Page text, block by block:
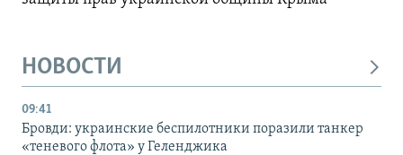
НОВОСТИ
09:41
Бровди: украинские беспилотники поразили танкер
«теневого флота» у Геленджика